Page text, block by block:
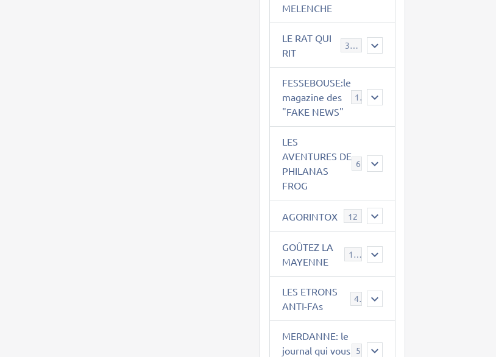
MELENCHE
LE RAT QUI
RIT
395
FESSEBOUSE:le
magazine des
"FAKE NEWS"
19
LES
AVENTURES DE
PHILANAS
FROG
AGORINTOX 12
GOÛTEZ LA
MAYENNE
189
LES ETRONS
ANTI-FAs
4
MERDANNE: le
journal qui vous